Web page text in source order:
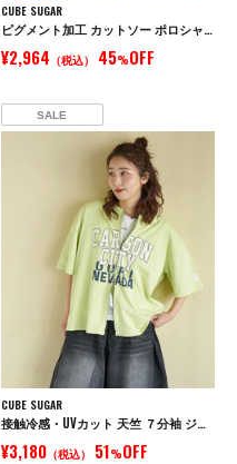
CUBE SUGAR
ピグメント加工 カットソー ポロシャツ
¥2,964 （税込） 45%OFF
SALE
CUBE SUGAR
接触冷感・UVカット 天竺 ７分袖 ジップ カーディガン
¥3,180（税込） 51%OFF